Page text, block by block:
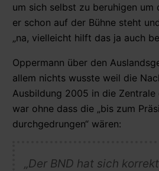
um sich selbst zu beruhigen um
er schon auf der Bühne steht
„na, vielleicht hilft das ja auch
Oppermann über den
allem nichts wusste weil die
Ausbildung 2005 in die
war ohne dass die „bis zum
durchgedrungen“ wären:
„Der BND hat sich